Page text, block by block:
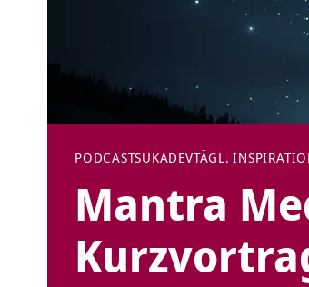
PODCASTSUKADEVTÄGL.
Mantra